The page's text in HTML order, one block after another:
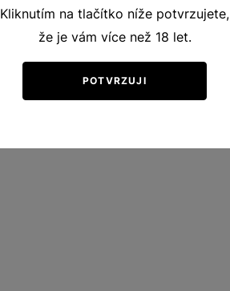
Kliknutím na tlačítko níže potvrzujete,
že je vám více než 18 let.
POTVRZUJI